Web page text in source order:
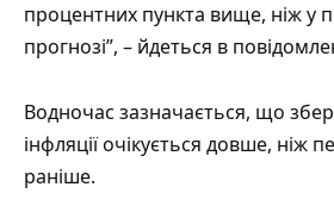
процентних пункта вище, ніж у
прогнозі”, – йдеться в
Водночас зазначається, що
інфляції очікується довше, ніж
раніше.